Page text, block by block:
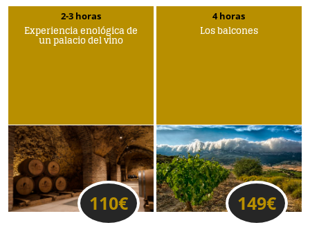
2-3 horas
Experiencia enológica de
un palacio del vino
110€
4 horas
Los balcones
149€